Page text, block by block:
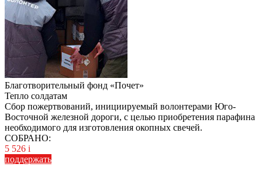
Благотворительный фонд «Почет»
Тепло солдатам
Сбор пожертвований, инициируемый волонтерами Юго-
Восточной железной дороги, с целью приобретения парафина
необходимого для изготовления окопных свечей.
СОБРАНО:
5 526 i
поддержать